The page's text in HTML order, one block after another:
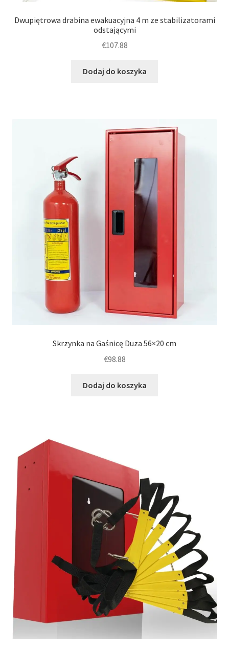
Dwupiętrowa drabina ewakuacyjna 4 m ze stabilizatorami
odstającymi
€107.88
Dodaj do koszyka
Skrzynka na Gaśnicę Duza 56×20 cm
€98.88
Dodaj do koszyka